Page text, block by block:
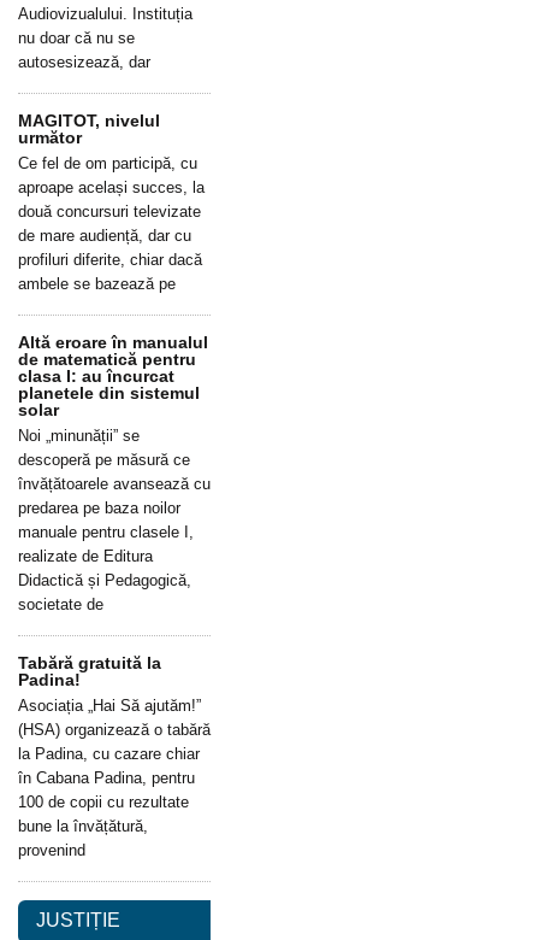
Audiovizualului. Instituția
nu doar că nu se
autosesizează, dar
MAGITOT, nivelul
următor
Ce fel de om participă, cu
aproape același succes, la
două concursuri televizate
de mare audiență, dar cu
profiluri diferite, chiar dacă
ambele se bazează pe
Altă eroare în manualul
de matematică pentru
clasa I: au încurcat
planetele din sistemul
solar
Noi „minunății” se
descoperă pe măsură ce
învățătoarele avansează cu
predarea pe baza noilor
manuale pentru clasele I,
realizate de Editura
Didactică și Pedagogică,
societate de
Tabără gratuită la
Padina!
Asociația „Hai Să ajutăm!”
(HSA) organizează o tabără
la Padina, cu cazare chiar
în Cabana Padina, pentru
100 de copii cu rezultate
bune la învățătură,
provenind
JUSTIȚIE